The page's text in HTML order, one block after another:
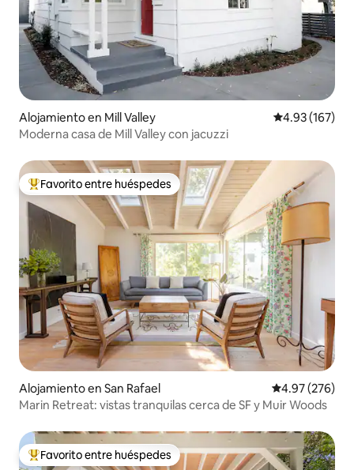
Alojamiento en Mill Valley Calificación
4.93 (167)
Moderna casa de Mill Valley con jacuzzi
Favorito entre huéspedes preferido
Favorito entre huéspedes
Alojamiento en San Rafael Calificación
4.97 (276)
Marin Retreat: vistas tranquilas cerca de SF y Muir Woods
Favorito entre huéspedes preferido
Favorito entre huéspedes